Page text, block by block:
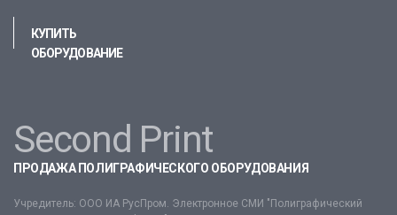
КУПИТЬ
ОБОРУДОВАНИЕ
Second Print
ПРОДАЖА ПОЛИГРАФИЧЕСКОГО ОБОРУДОВАНИЯ
Учредитель: ООО ИА РусПром. Электронное СМИ "Полиграфический